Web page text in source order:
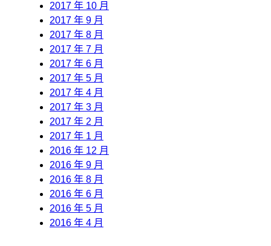
2017 年 10 月
2017 年 9 月
2017 年 8 月
2017 年 7 月
2017 年 6 月
2017 年 5 月
2017 年 4 月
2017 年 3 月
2017 年 2 月
2017 年 1 月
2016 年 12 月
2016 年 9 月
2016 年 8 月
2016 年 6 月
2016 年 5 月
2016 年 4 月